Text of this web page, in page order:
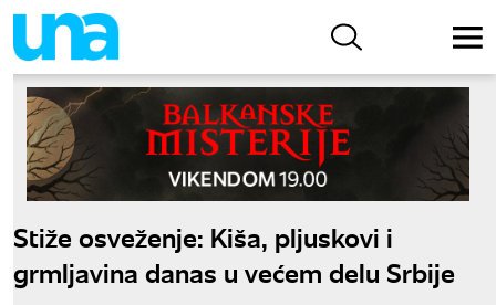
Stiže osveženje: Kiša, pljuskovi i
grmljavina danas u većem delu Srbije